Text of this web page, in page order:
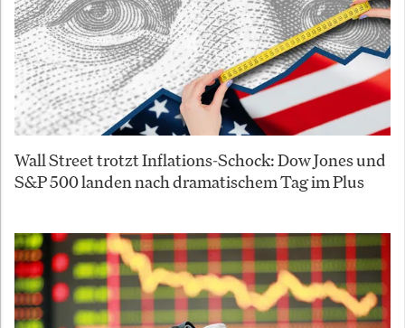
Wall Street trotzt Inflations-Schock: Dow Jones und
S&P 500 landen nach dramatischem Tag im Plus